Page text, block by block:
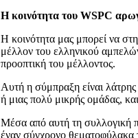
Η κοινότητα του WSPC
Η κοινότητα μας μπορεί να
μέλλον του ελληνικού
προοπτική του μέλλοντος.
Αυτή η σύμπραξη είναι λάτρης
ή μιας πολύ μικρής ομάδας,
Μέσα από αυτή τη συλλογική
έναν σύγχρονο θεματοφύλακα